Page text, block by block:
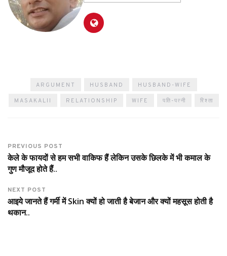
ARGUMENT HUSBAND HUSBAND-WIFE
MASAKALII RELATIONSHIP WIFE पति-पत्नी रिश्ता
PREVIOUS POST
केले के फायदों से हम सभी वाकिफ हैं लेकिन उसके छिलके में भी कमाल के
गुण मौजूद होते हैं..
NEXT POST
आइये जानते हैं गर्मी में Skin क्यों हो जाती है बेजान और क्यों महसूस होती है
थकान..